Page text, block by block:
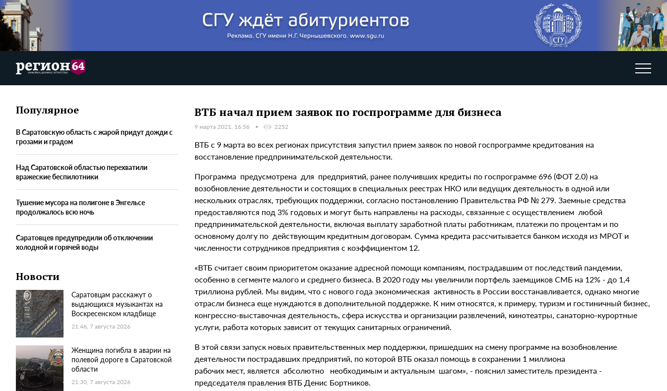
Популярное
В Саратовскую область с жарой придут дожди с
грозами и градом
Над Саратовской областью перехватили
вражеские беспилотники
Тушение мусора на полигоне в Энгельсе
продолжалось всю ночь
Саратовцев предупредили об отключении
холодной и горячей воды
Новости
Саратовцам расскажут о
выдающихся музыкантах на
Воскресенском кладбище
21:46, 7 августа 2026
Женщина погибла в аварии на
полевой дороге в Саратовской
области
21:30, 7 августа 2026
ВТБ начал прием заявок по госпрограмме для бизнеса
9 марта 2021, 16:56 2252
ВТБ с 9 марта во всех регионах присутствия запустил прием заявок по новой госпрограмме кредитования на
восстановление предпринимательской деятельности.
Программа предусмотрена для предприятий, ранее получивших кредиты по госпрограмме 696 (ФОТ 2.0) на
возобновление деятельности и состоящих в специальных реестрах НКО или ведущих деятельность в одной или
нескольких отраслях, требующих поддержки, согласно постановлению Правительства РФ № 279. Заемные средства
предоставляются под 3% годовых и могут быть направлены на расходы, связанные с осуществлением любой
предпринимательской деятельности, включая выплату заработной платы работникам, платежи по процентам и по
основному долгу по действующим кредитным договорам. Сумма кредита рассчитывается банком исходя из МРОТ и
численности сотрудников предприятия с коэффициентом 12.
«ВТБ считает своим приоритетом оказание адресной помощи компаниям, пострадавшим от последствий пандемии,
особенно в сегменте малого и среднего бизнеса. В 2020 году мы увеличили портфель заемщиков СМБ на 12% - до 1,4
триллиона рублей. Мы видим, что с нового года экономическая активность в России восстанавливается, однако многие
отрасли бизнеса еще нуждаются в дополнительной поддержке. К ним относятся, к примеру, туризм и гостиничный бизнес,
конгрессно-выставочная деятельность, сфера искусства и организации развлечений, кинотеатры, санаторно-курортные
услуги, работа которых зависит от текущих санитарных ограничений.
В этой связи запуск новых правительственных мер поддержки, пришедших на смену программе на возобновление
деятельности пострадавших предприятий, по которой ВТБ оказал помощь в сохранении 1 миллиона
рабочих мест, является абсолютно необходимым и актуальным шагом», - пояснил заместитель президента -
председателя правления ВТБ Денис Бортников.